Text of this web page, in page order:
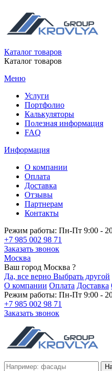
Каталог товаров
Каталог товаров
Меню
Услуги
Портфолио
Калькуляторы
Полезная информация
FAQ
Информация
О компании
Оплата
Доставка
Отзывы
Партнерам
Контакты
Режим работы: Пн-Пт 9:00 -
+7 985 002 98 71
Заказать звонок
Москва
Ваш город Москва ?
Да, все верно Выбрать другой
О компании Оплата Доставка
Режим работы: Пн-Пт 9:00 -
+7 985 002 98 71
Заказать звонок